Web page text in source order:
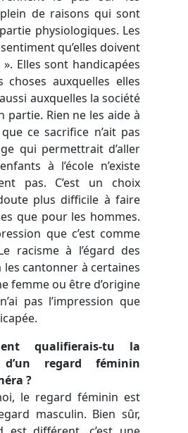
de raisons qui sont
physiologiques. Les
qu’elles doivent
Elles sont handicapées
choses auxquelles elles
auxquelles la société
partie. Rien ne les aide à
ce sacrifice n’ait pas
qui permettrait d’aller
à l’école n’existe
pas. C’est un choix
plus difficile à faire
que pour les hommes.
que c’est comme
racisme à l’égard des
cantonner à certaines
femme ou être d’origine
pas l’impression que
qualifierais-tu la
regard féminin
?
le regard féminin est
masculin. Bien sûr,